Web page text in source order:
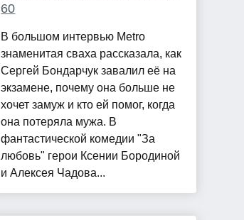
60
В большом интервью Metro
знаменитая сваха рассказала, как
Сергей Бондарчук завалил её на
экзамене, почему она больше не
хочет замуж и кто ей помог, когда
она потеряла мужа. В
фантастической комедии "За
любовь" герои Ксении Бородиной
и Алексея Чадова...